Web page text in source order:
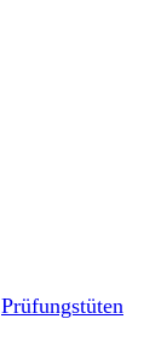
Prüfungstüten